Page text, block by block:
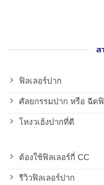
ส
ฟิลเลอร์ปาก
ศัลยกรรมปาก หรือ ฉีดฟิ
โหงวเฮ้งปากที่ดี
ต้องใช้ฟิลเลอร์กี่ CC
รีวิวฟิลเลอร์ปาก